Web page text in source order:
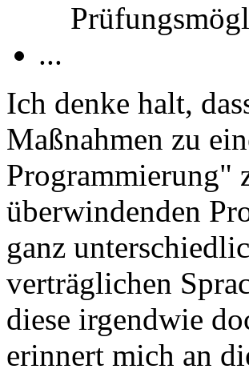
...
Ich denke halt,
Maßnahmen zu
Programmierung"
überwindenden
ganz
verträglichen
diese irgendwie
erinnert mich an